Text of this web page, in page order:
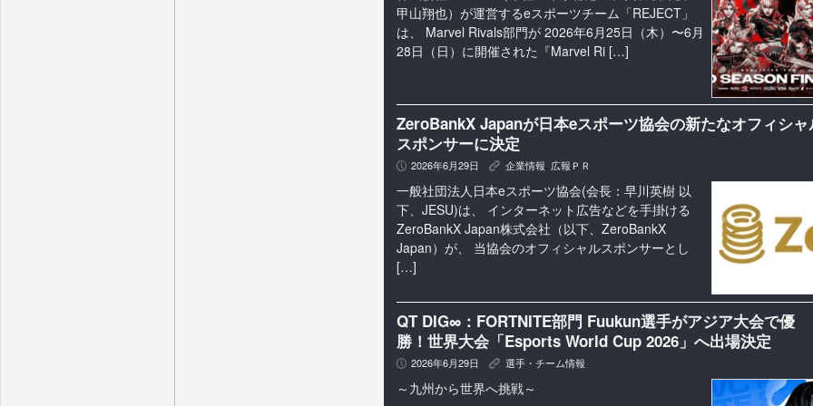
甲山翔也）が運営するeスポーツチーム「REJECT」
は、 Marvel Rivals部門が 2026年6月25日（木）〜6月
28日（日）に開催された『Marvel Ri […]
ZeroBankX Japanが日本eスポーツ協会の新たなオフィシャ
スポンサーに決定
P 2026年6月29日 K 企業情報 広報ＰＲ
一般社団法人日本eスポーツ協会(会長：早川英樹 以
下、JESU)は、 インターネット広告などを手掛ける
ZeroBankX Japan株式会社（以下、ZeroBankX
Japan）が、 当協会のオフィシャルスポンサーとし
[…]
QT DIG∞：FORTNITE部門 Fuukun選手がアジア大会で優
勝！世界大会「Esports World Cup 2026」へ出場決定
P 2026年6月29日 K 選手・チーム情報
～九州から世界へ挑戦～